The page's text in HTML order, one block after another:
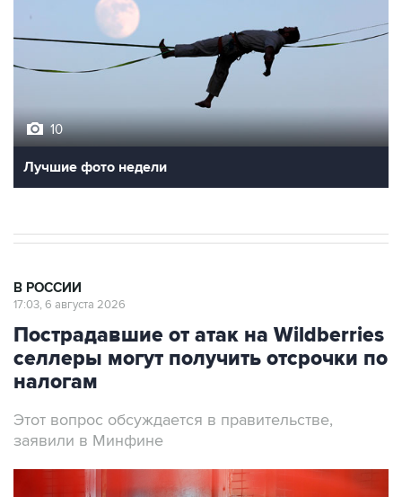
10
Лучшие фото недели
В РОССИИ
17:03, 6 августа 2026
Пострадавшие от атак на Wildberries
селлеры могут получить отсрочки по
налогам
Этот вопрос обсуждается в правительстве,
заявили в Минфине